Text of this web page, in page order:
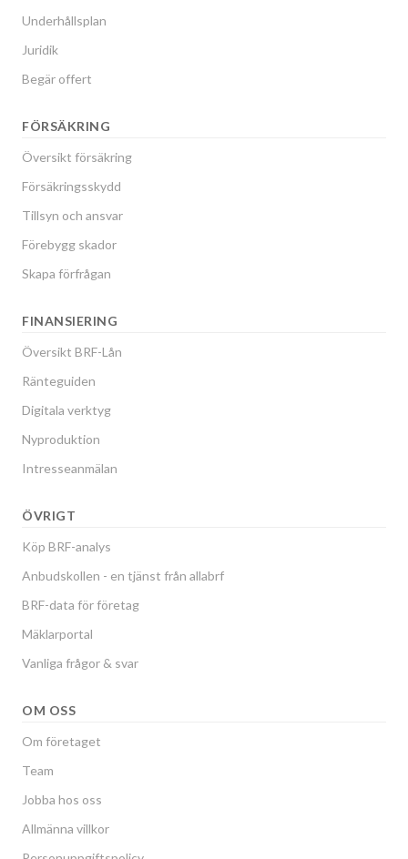
Underhållsplan
Juridik
Begär offert
FÖRSÄKRING
Översikt försäkring
Försäkringsskydd
Tillsyn och ansvar
Förebygg skador
Skapa förfrågan
FINANSIERING
Översikt BRF-Lån
Ränteguiden
Digitala verktyg
Nyproduktion
Intresseanmälan
ÖVRIGT
Köp BRF-analys
Anbudskollen - en tjänst från allabrf
BRF-data för företag
Mäklarportal
Vanliga frågor & svar
OM OSS
Om företaget
Team
Jobba hos oss
Allmänna villkor